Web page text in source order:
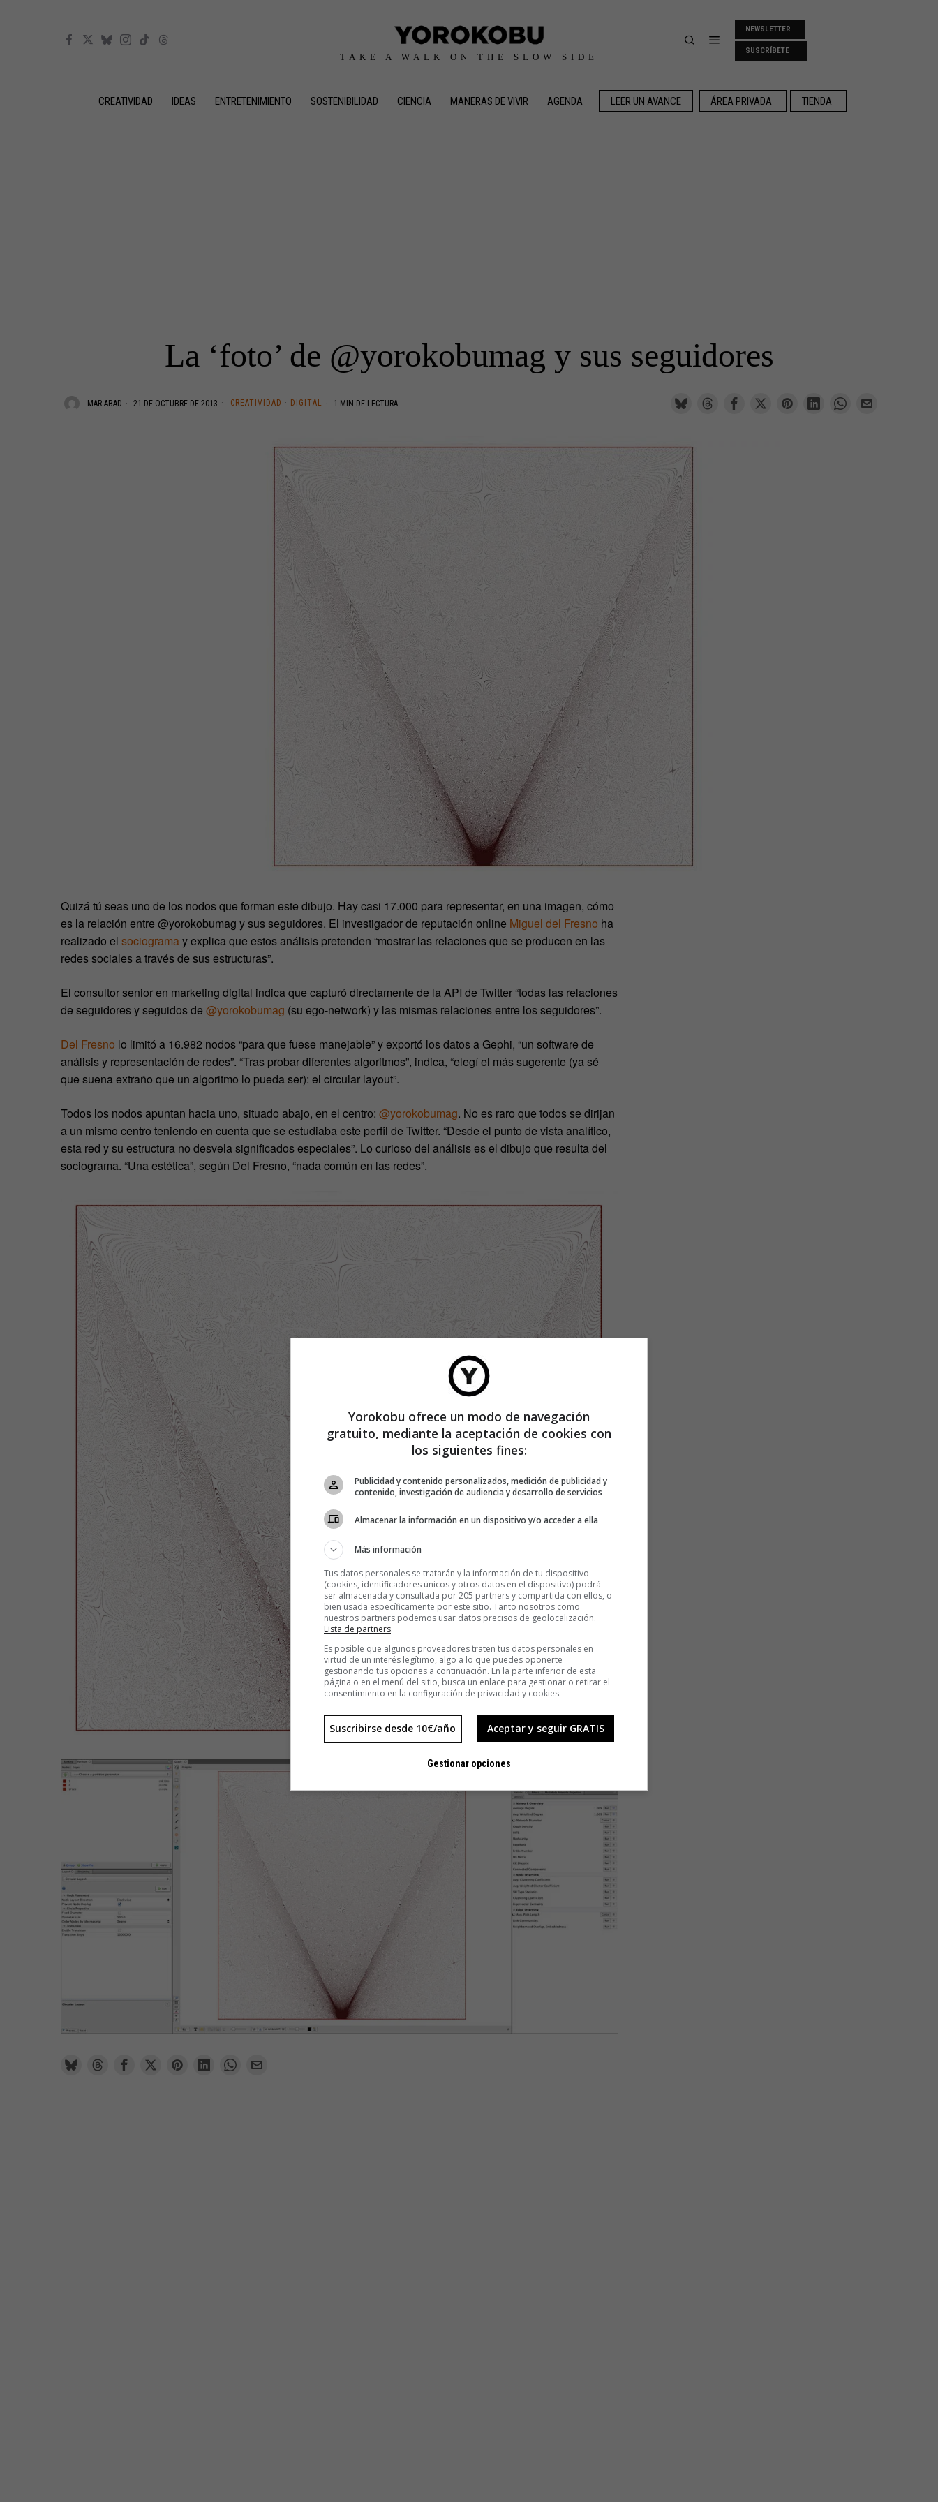
TAKE A WALK ON THE SLOW SIDE
NEWSLETTER
SUSCRÍBETE
CREATIVIDAD IDEAS ENTRETENIMIENTO SOSTENIBILIDAD CIENCIA MANERAS DE VIVIR AGENDA LEER UN AVANCE ÁREA PRIVADA TIENDA
La ‘foto’ de @yorokobumag y sus seguidores
MAR ABAD 21 DE OCTUBRE DE 2013 CREATIVIDAD · DIGITAL 1 MIN DE LECTURA
Quizá tú seas uno de los nodos que forman este dibujo. Hay casi 17.000 para representar, en una imagen, cómo
es la relación entre @yorokobumag y sus seguidores. El investigador de reputación online Miguel del Fresno ha
realizado el sociograma y explica que estos análisis pretenden “mostrar las relaciones que se producen en las
redes sociales a través de sus estructuras”.
El consultor senior en marketing digital indica que capturó directamente de la API de Twitter “todas las relaciones
de seguidores y seguidos de @yorokobumag (su ego-network) y las mismas relaciones entre los seguidores”.
Del Fresno lo limitó a 16.982 nodos “para que fuese manejable” y exportó los datos a Gephi, “un software de
análisis y representación de redes”. “Tras probar diferentes algoritmos”, indica, “elegí el más sugerente (ya sé
que suena extraño que un algoritmo lo pueda ser): el circular layout”.
Todos los nodos apuntan hacia uno, situado abajo, en el centro: @yorokobumag. No es raro que todos se dirijan
a un mismo centro teniendo en cuenta que se estudiaba este perfil de Twitter. “Desde el punto de vista analítico,
esta red y su estructura no desvela significados especiales”. Lo curioso del análisis es el dibujo que resulta del
sociograma. “Una estética”, según Del Fresno, “nada común en las redes”.
Yorokobu ofrece un modo de navegación
gratuito, mediante la aceptación de cookies con
los siguientes fines:
Publicidad y contenido personalizados, medición de publicidad y
contenido, investigación de audiencia y desarrollo de servicios
Almacenar la información en un dispositivo y/o acceder a ella
Más información
Tus datos personales se tratarán y la información de tu dispositivo
(cookies, identificadores únicos y otros datos en el dispositivo) podrá
ser almacenada y consultada por 205 partners y compartida con ellos, o
bien usada específicamente por este sitio. Tanto nosotros como
nuestros partners podemos usar datos precisos de geolocalización.
Lista de partners.
Es posible que algunos proveedores traten tus datos personales en
virtud de un interés legítimo, algo a lo que puedes oponerte
gestionando tus opciones a continuación. En la parte inferior de esta
página o en el menú del sitio, busca un enlace para gestionar o retirar el
consentimiento en la configuración de privacidad y cookies.
Aceptar y seguir GRATIS
Suscribirse desde 10€/año
Gestionar opciones